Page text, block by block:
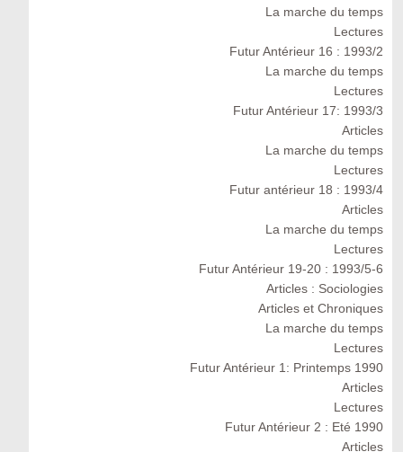
La marche du temps
Lectures
Futur Antérieur 16 : 1993/2
La marche du temps
Lectures
Futur Antérieur 17: 1993/3
Articles
La marche du temps
Lectures
Futur antérieur 18 : 1993/4
Articles
La marche du temps
Lectures
Futur Antérieur 19-20 : 1993/5-6
Articles : Sociologies
Articles et Chroniques
La marche du temps
Lectures
Futur Antérieur 1: Printemps 1990
Articles
Lectures
Futur Antérieur 2 : Eté 1990
Articles